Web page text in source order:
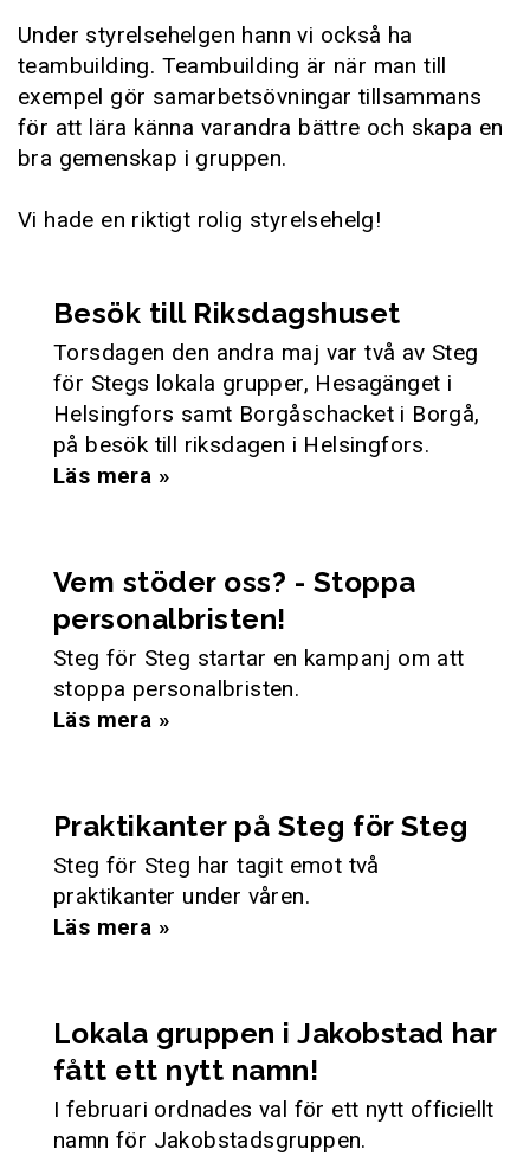
Under styrelsehelgen hann vi också ha
teambuilding. Teambuilding är när man till
exempel gör samarbetsövningar tillsammans
för att lära känna varandra bättre och skapa en
bra gemenskap i gruppen.
Vi hade en riktigt rolig styrelsehelg!
Besök till Riksdagshuset
Torsdagen den andra maj var två av Steg
för Stegs lokala grupper, Hesagänget i
Helsingfors samt Borgåschacket i Borgå,
på besök till riksdagen i Helsingfors.
Läs mera »
Vem stöder oss? - Stoppa
personalbristen!
Steg för Steg startar en kampanj om att
stoppa personalbristen.
Läs mera »
Praktikanter på Steg för Steg
Steg för Steg har tagit emot två
praktikanter under våren.
Läs mera »
Lokala gruppen i Jakobstad har
fått ett nytt namn!
I februari ordnades val för ett nytt officiellt
namn för Jakobstadsgruppen.